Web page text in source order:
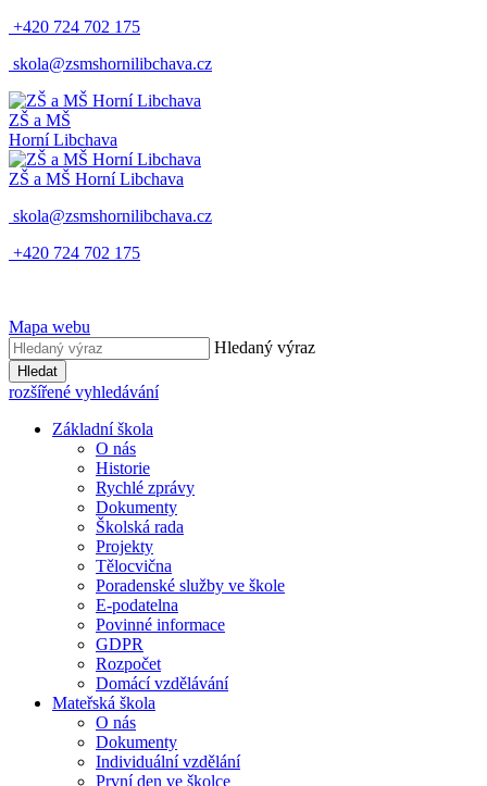
+420 724 702 175
skola@zsmshornilibchava.cz
ZŠ a MŠ
Horní Libchava
ZŠ a MŠ Horní Libchava
skola@zsmshornilibchava.cz
+420 724 702 175
Mapa webu
Hledaný výraz
Hledat
rozšířené vyhledávání
Základní škola
O nás
Historie
Rychlé zprávy
Dokumenty
Školská rada
Projekty
Tělocvična
Poradenské služby ve škole
E-podatelna
Povinné informace
GDPR
Rozpočet
Domácí vzdělávání
Mateřská škola
O nás
Dokumenty
Individuální vzdělání
První den ve školce